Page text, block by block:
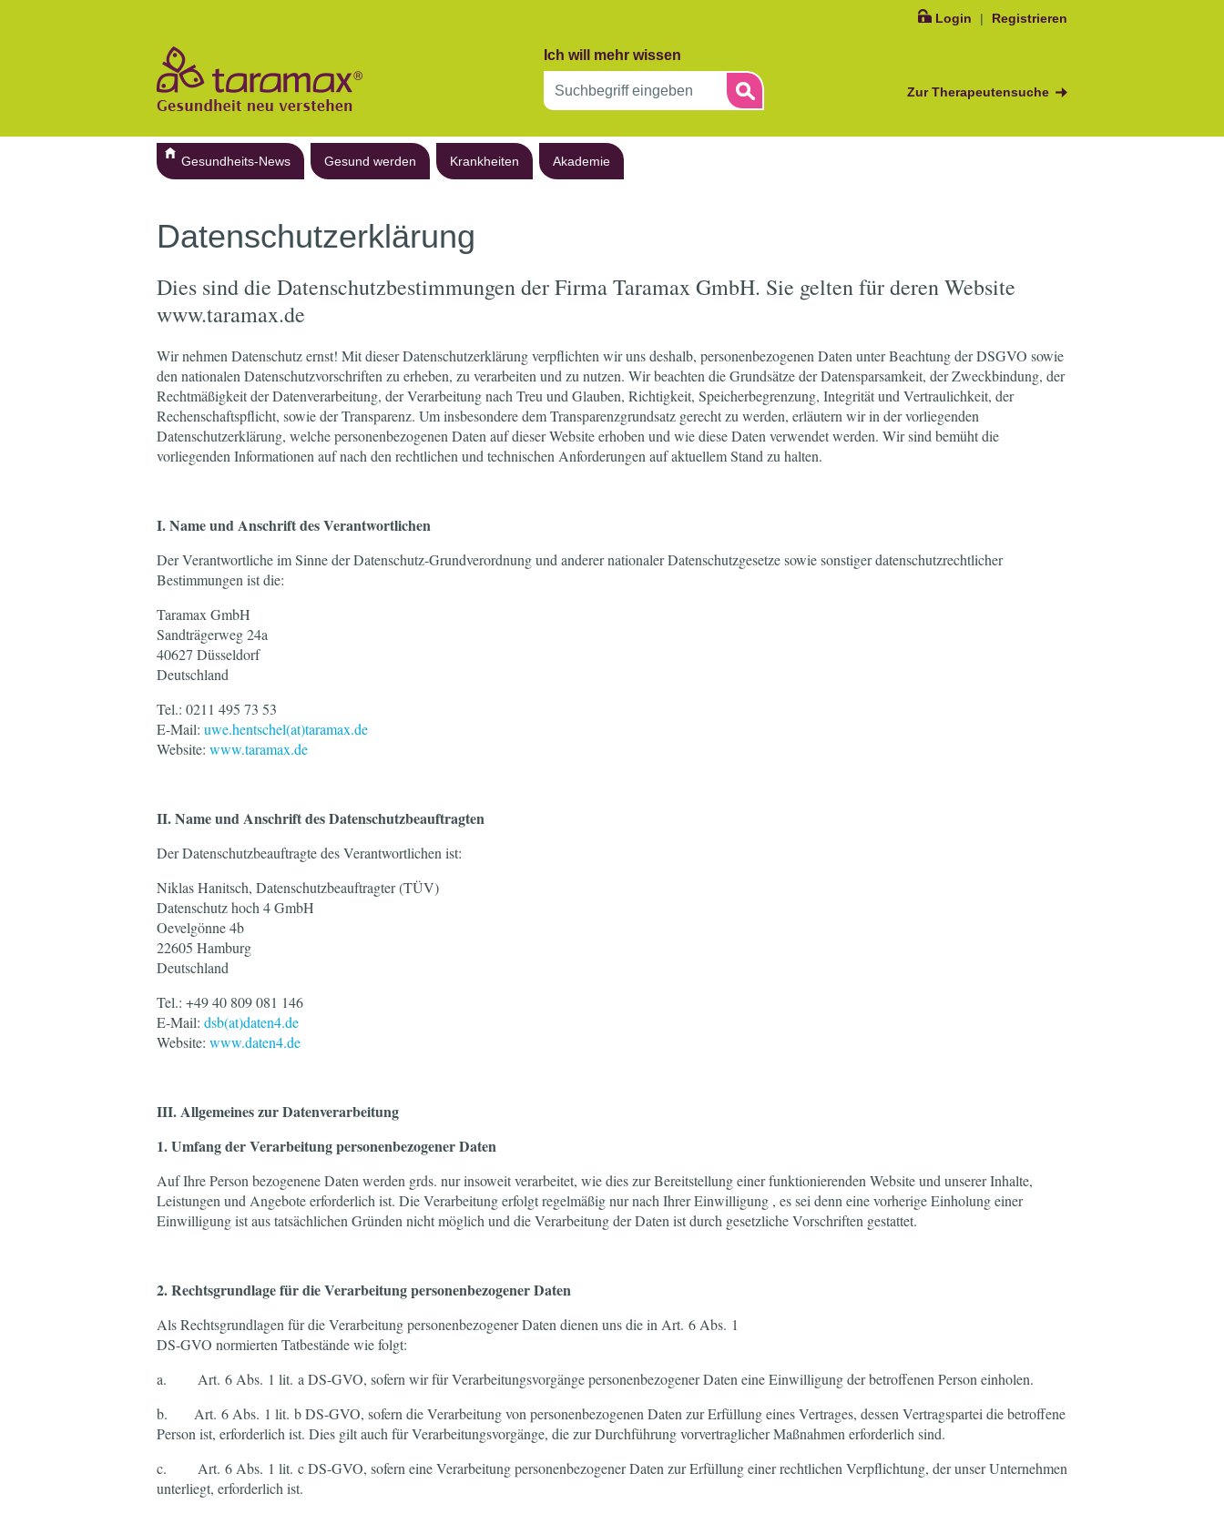
Login | Registrieren
Ich will mehr wissen
Zur Therapeutensuche
Gesundheits-News Gesund werden Krankheiten Akademie
Datenschutzerklärung
Dies sind die Datenschutzbestimmungen der Firma Taramax GmbH. Sie gelten für deren Website
www.taramax.de
Wir nehmen Datenschutz ernst! Mit dieser Datenschutzerklärung verpflichten wir uns deshalb, personenbezogenen Daten unter Beachtung der DSGVO sowie
den nationalen Datenschutzvorschriften zu erheben, zu verarbeiten und zu nutzen. Wir beachten die Grundsätze der Datensparsamkeit, der Zweckbindung, der
Rechtmäßigkeit der Datenverarbeitung, der Verarbeitung nach Treu und Glauben, Richtigkeit, Speicherbegrenzung, Integrität und Vertraulichkeit, der
Rechenschaftspflicht, sowie der Transparenz. Um insbesondere dem Transparenzgrundsatz gerecht zu werden, erläutern wir in der vorliegenden
Datenschutzerklärung, welche personenbezogenen Daten auf dieser Website erhoben und wie diese Daten verwendet werden. Wir sind bemüht die
vorliegenden Informationen auf nach den rechtlichen und technischen Anforderungen auf aktuellem Stand zu halten.
I. Name und Anschrift des Verantwortlichen
Der Verantwortliche im Sinne der Datenschutz-Grundverordnung und anderer nationaler Datenschutzgesetze sowie sonstiger datenschutzrechtlicher
Bestimmungen ist die:
Taramax GmbH
Sandträgerweg 24a
40627 Düsseldorf
Deutschland
Tel.: 0211 495 73 53
E-Mail: uwe.hentschel(at)taramax.de
Website: www.taramax.de
II. Name und Anschrift des Datenschutzbeauftragten
Der Datenschutzbeauftragte des Verantwortlichen ist:
Niklas Hanitsch, Datenschutzbeauftragter (TÜV)
Datenschutz hoch 4 GmbH
Oevelgönne 4b
22605 Hamburg
Deutschland
Tel.: +49 40 809 081 146
E-Mail: dsb(at)daten4.de
Website: www.daten4.de
III. Allgemeines zur Datenverarbeitung
1. Umfang der Verarbeitung personenbezogener Daten
Auf Ihre Person bezogenene Daten werden grds. nur insoweit verarbeitet, wie dies zur Bereitstellung einer funktionierenden Website und unserer Inhalte,
Leistungen und Angebote erforderlich ist. Die Verarbeitung erfolgt regelmäßig nur nach Ihrer Einwilligung , es sei denn eine vorherige Einholung einer
Einwilligung ist aus tatsächlichen Gründen nicht möglich und die Verarbeitung der Daten ist durch gesetzliche Vorschriften gestattet.
2. Rechtsgrundlage für die Verarbeitung personenbezogener Daten
Als Rechtsgrundlagen für die Verarbeitung personenbezogener Daten dienen uns die in Art. 6 Abs. 1
DS-GVO normierten Tatbestände wie folgt:
a. Art. 6 Abs. 1 lit. a DS-GVO, sofern wir für Verarbeitungsvorgänge personenbezogener Daten eine Einwilligung der betroffenen Person einholen.
b. Art. 6 Abs. 1 lit. b DS-GVO, sofern die Verarbeitung von personenbezogenen Daten zur Erfüllung eines Vertrages, dessen Vertragspartei die betroffene
Person ist, erforderlich ist. Dies gilt auch für Verarbeitungsvorgänge, die zur Durchführung vorvertraglicher Maßnahmen erforderlich sind.
c. Art. 6 Abs. 1 lit. c DS-GVO, sofern eine Verarbeitung personenbezogener Daten zur Erfüllung einer rechtlichen Verpflichtung, der unser Unternehmen
unterliegt, erforderlich ist.